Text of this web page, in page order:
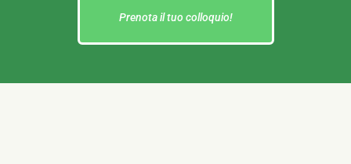
Prenota il tuo colloquio!